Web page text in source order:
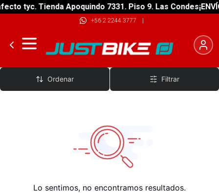
tyc. Tienda Apoquindo 7331. Piso 9. Las Condes
+56 2 2244 3777 |
Kayak Sit on Top
Ordenar Filtrar
Lo sentimos, no encontramos resultados.